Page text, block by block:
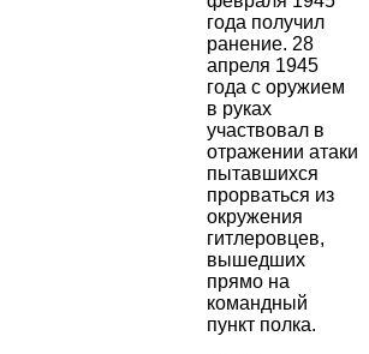
года получил
ранение. 28
апреля 1945
года с оружием
в руках
участвовал в
отражении атаки
пытавшихся
прорваться из
окружения
гитлеровцев,
вышедших
прямо на
командный
пункт полка.